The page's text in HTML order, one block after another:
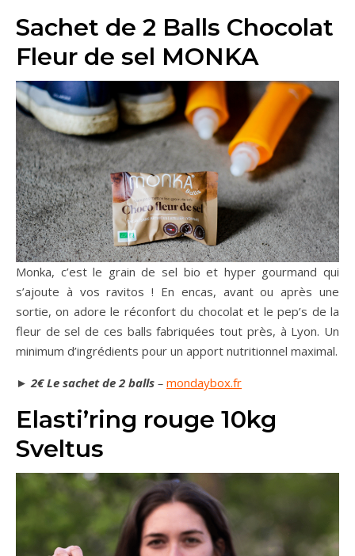
Sachet de 2 Balls Chocolat
Fleur de sel MONKA
Monka, c’est le grain de sel bio et hyper gourmand qui
s’ajoute à vos ravitos ! En encas, avant ou après une
sortie, on adore le réconfort du chocolat et le pep’s de la
fleur de sel de ces balls fabriquées tout près, à Lyon. Un
minimum d’ingrédients pour un apport nutritionnel maximal.
►2€ Le sachet de 2 balls – mondaybox.fr
Elasti’ring rouge 10kg
Sveltus